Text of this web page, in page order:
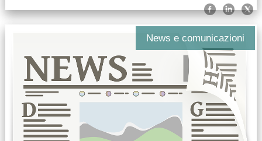
News e comunicazioni